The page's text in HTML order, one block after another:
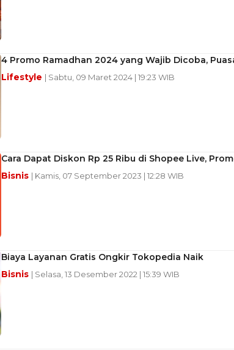
4 Promo Ramadhan 2024 yang Wajib Dicoba,
Lifestyle | Sabtu, 09 Maret 2024 | 19:23 WIB
Cara Dapat Diskon Rp 25 Ribu di Shopee Live,
Bisnis | Kamis, 07 September 2023 | 12:28 WIB
Biaya Layanan Gratis Ongkir Tokopedia Naik
Bisnis | Selasa, 13 Desember 2022 | 15:39 WIB